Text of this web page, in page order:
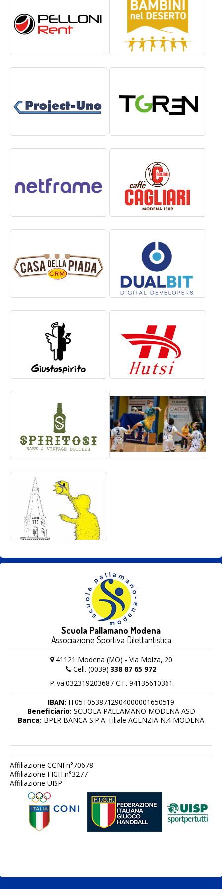
Scuola Pallamano Modena
Associazione Sportiva Dilettantistica
41121 Modena (MO) - Via Molza, 20
Cell. (0039) 338 87 65 972
P.iva:03231920368 / C.F. 94135610361
IBAN: IT05T0538712904000001650519
Beneficiario: SCUOLA PALLAMANO MODENA ASD
Banca: BPER BANCA S.P.A. Filiale AGENZIA N.4 MODENA
Affiliazione CONI n°70678
Affiliazione FIGH n°3277
Affiliazione UISP